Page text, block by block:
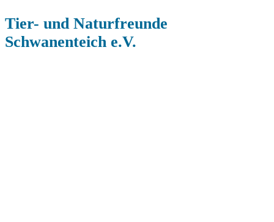
Tier- und Naturfreunde
Schwanenteich e.V.